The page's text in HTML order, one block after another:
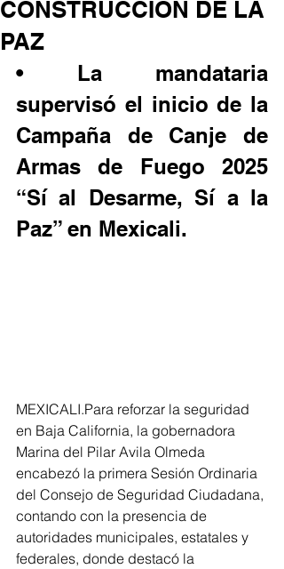
CONSTRUCCIÓN DE LA
PAZ
• La mandataria
supervisó el inicio de la
Campaña de Canje de
Armas de Fuego 2025
“Sí al Desarme, Sí a la
Paz” en Mexicali.
MEXICALI.Para reforzar la seguridad
en Baja California, la gobernadora
Marina del Pilar Avila Olmeda
encabezó la primera Sesión Ordinaria
del Consejo de Seguridad Ciudadana,
contando con la presencia de
autoridades municipales, estatales y
federales, donde destacó la